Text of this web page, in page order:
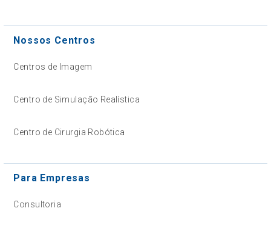
Nossos Centros
Centros de Imagem
Centro de Simulação Realística
Centro de Cirurgia Robótica
Para Empresas
Consultoria